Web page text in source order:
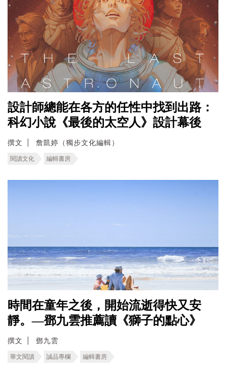
設計師總能在各方的任性中找到出路：
科幻小說《最後的太空人》設計幕後
撰文 詹凱婷（獨步文化編輯）
閱讀文化 編輯書房
時間在童年之後，開始流逝得快又安
靜。—鄧九雲推薦讀《獅子的點心》
撰文 鄧九雲
華文閱讀 誠品專欄 編輯書房